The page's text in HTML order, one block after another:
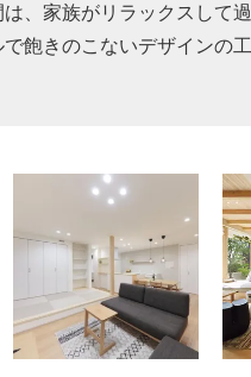
、家族がリラックスして
飽きのこないデザインの